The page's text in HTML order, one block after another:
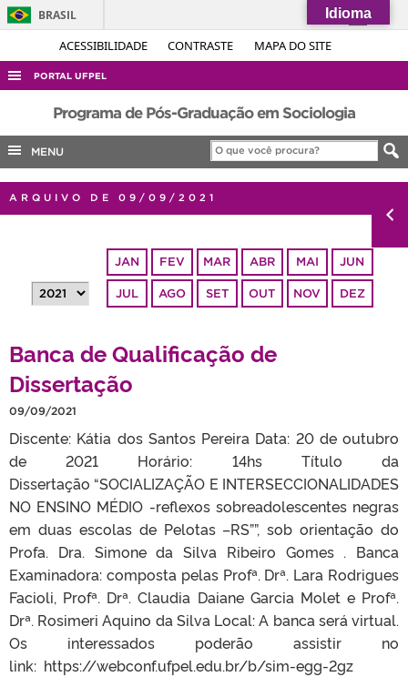
ACESSIBILIDADE CONTRASTE MAPA DO SITE
BRASIL
Simplifique!
Acesso à informação
Legislação
Canais
PORTAL UFPEL
ACESSO À INFORMAÇÃO
AUDITORIA
COBALTO
CONCURSOS
OUVIDORIA
TELEFONES
Programa de Pós-Graduação em Sociologia
MENU
ARQUIVO DE 09/09/2021
JAN FEV MAR ABR MAI JUN
JUL AGO SET OUT NOV DEZ
Banca de Qualificação de
Dissertação
09/09/2021
Discente: Kátia dos Santos Pereira Data: 20 de outubro
de 2021 Horário: 14hs Título da
Dissertação “SOCIALIZAÇÃO E INTERSECCIONALIDADES
NO ENSINO MÉDIO -reflexos sobreadolescentes negras
em duas escolas de Pelotas –RS””, sob orientação do
Profa. Dra. Simone da Silva Ribeiro Gomes . Banca
Examinadora: composta pelas Profª. Drª. Lara Rodrigues
Facioli, Profª. Drª. Claudia Daiane Garcia Molet e Profª.
Drª. Rosimeri Aquino da Silva Local: A banca será virtual.
Os interessados poderão assistir no
link: https://webconf.ufpel.edu.br/b/sim-egg-2gz
Idioma